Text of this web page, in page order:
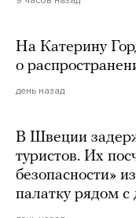
На Катерину
о
день назад
В Швеции
туристов. Их
безопасности»
палатку рядом